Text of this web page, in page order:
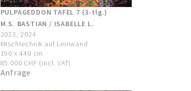
PULPAGEDDON TAFEL 7 (3-tlg.)
M.S. BASTIAN / ISABELLE L.
2023, 2024
Mischtechnik auf Leinwand
190 x 440 cm
85.000 CHF (incl. VAT)
Anfrage